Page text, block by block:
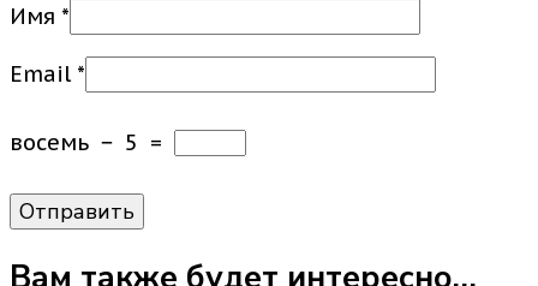
Имя *
Email *
восемь − 5 =